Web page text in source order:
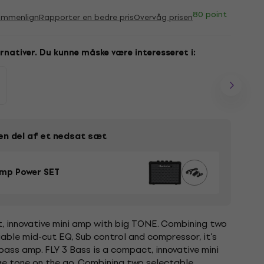
Rapporter en bedre prisOvervåg prisen80 point
Du kunne måske være interesseret i:
del af et nedsat sæt
Power SET
innovative mini amp with big TONE. Combining two
mid-cut EQ, Sub control and compressor, it’s
amp. FLY 3 Bass is a compact, innovative mini